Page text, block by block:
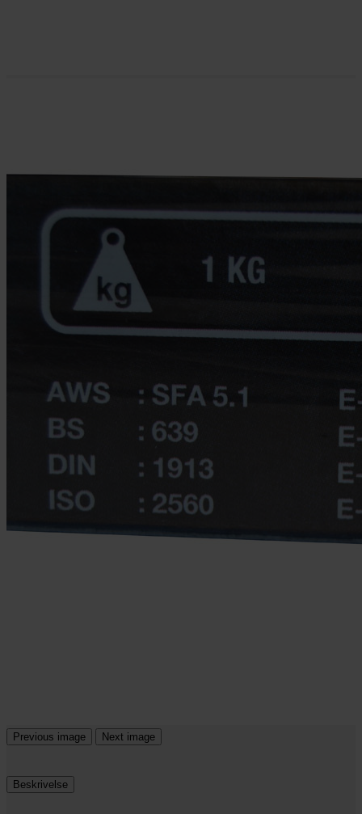
Previous image Next image
Beskrivelse